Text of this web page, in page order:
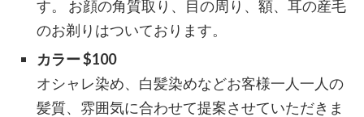
す。 お顔の角質取り、目の周り、額、耳の産毛
のお剃りはついております。
カラー $100
オシャレ染め、白髪染めなどお客様一人一人の
髪質、雰囲気に合わせて提案させていただきま